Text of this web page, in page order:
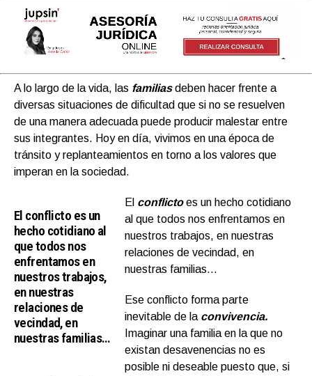
A lo largo de la vida, las familiasdeben hacer frente a
diversas situaciones de dificultad que si no se resuelven
de una manera adecuada puede producir malestar entre
sus integrantes. Hoy en día, vivimos en una época de
tránsito y replanteamientos en torno a los valores que
imperan en la sociedad.
El conflicto es un
hecho cotidiano al
que todos nos
enfrentamos en
nuestros trabajos,
en nuestras
relaciones de
vecindad, en
nuestras familias…
El conflictoes un hecho cotidiano
al que todos nos enfrentamos en
nuestros trabajos, en nuestras
relaciones de vecindad, en
nuestras familias…
Ese conflicto forma parte
inevitable de la convivencia.
Imaginar una familia en la que no
existan desavenencias no es
posible ni deseable puesto que, si